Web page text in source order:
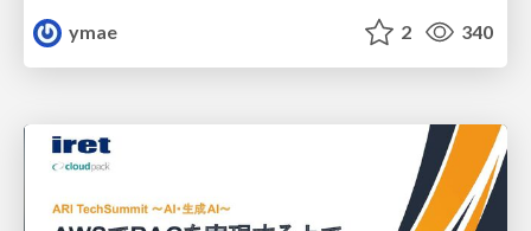
ymae
2 340